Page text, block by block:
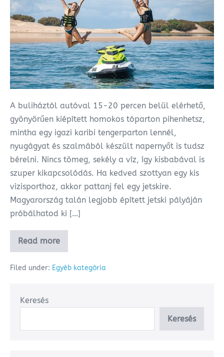
A buliháztól autóval 15-20 percen belül elérhető,
gyönyörűen kiépített homokos tóparton pihenhetsz,
mintha egy igazi karibi tengerparton lennél,
nyugágyat és szalmából készült napernyőt is tudsz
bérelni. Nincs tömeg, sekély a víz, így kisbabával is
szuper kikapcsolódás. Ha kedved szottyan egy kis
vizisporthoz, akkor pattanj fel egy jetskire.
Magyarország talán legjobb épített jetski pályáján
próbálhatod ki […]
Read more
Filed under: Egyéb kategória
Keresés
Keresés